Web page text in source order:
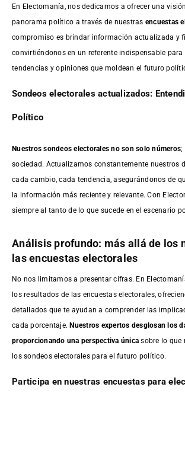
En Electomanía, nos dedicamos a ofrecer una
panorama político a través de nuestras encuestas
compromiso es brindar información actualizada y
convirtiéndonos en un referente indispensable para
tendencias y opiniones que moldean el futuro
Sondeos electorales actualizados:
Político
Nuestros sondeos electorales no son solo números;
sociedad. Actualizamos constantemente nuestros
cada cambio, cada tendencia, asegurándonos de
la información más reciente y relevante. Con
siempre al tanto de lo que sucede en el escenario
Análisis profundo: más allá de los
las encuestas electorales
No nos limitamos a presentar cifras. En
los resultados de las encuestas electorales,
detallados que te ayudan a comprender las
cada porcentaje.Nuestros expertos desglosan los
proporcionando una perspectiva única sobre lo que
los sondeos electorales para el futuro político.
Participa en nuestras encuestas para